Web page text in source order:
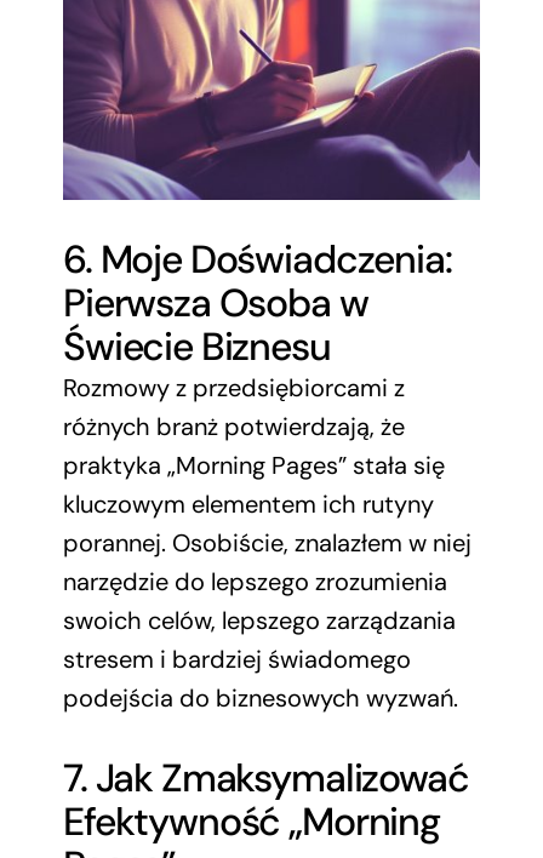
6. Moje Doświadczenia:
Pierwsza Osoba w
Świecie Biznesu
Rozmowy z przedsiębiorcami z
różnych branż potwierdzają, że
praktyka „Morning Pages” stała się
kluczowym elementem ich rutyny
porannej. Osobiście, znalazłem w niej
narzędzie do lepszego zrozumienia
swoich celów, lepszego zarządzania
stresem i bardziej świadomego
podejścia do biznesowych wyzwań.
7. Jak Zmaksymalizować
Efektywność „Morning